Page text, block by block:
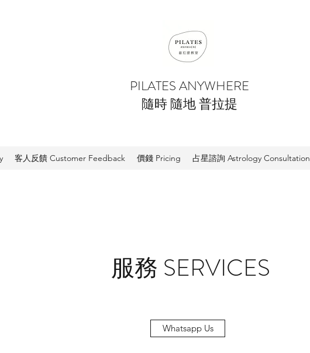
PILATES ANYWHERE
隨時 隨地 普拉提
客人反饋 Customer Feedback 價錢 Pricing 占星諮詢 Astrology Consultation
服務 SERVICES
Whatsapp Us